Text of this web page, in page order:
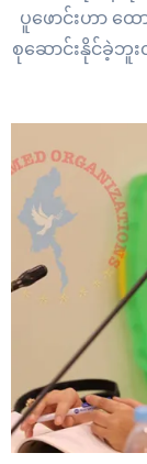
ပူဖောင်းဟာ
စုဆောင်းနိုင်ခဲ့ဘူ
ချိန်မှာ ဘ